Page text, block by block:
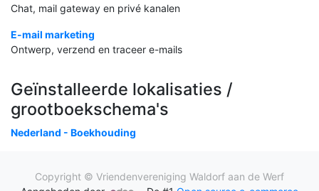
Chat, mail gateway en privé kanalen
E-mail marketing
Ontwerp, verzend en traceer e-mails
Geïnstalleerde lokalisaties /
grootboekschema's
Nederland - Boekhouding
Copyright © Vriendenvereniging Waldorf aan de Werf